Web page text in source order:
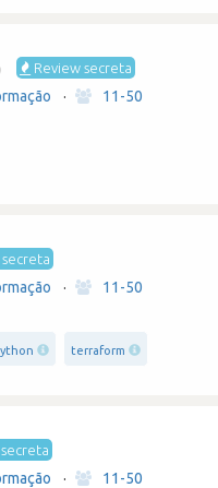
Review secreta
· 11-50
· 11-50
terraform
· 11-50